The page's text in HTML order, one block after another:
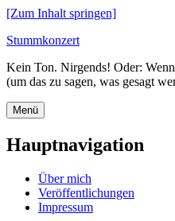
[Zum Inhalt springen]
Stummkonzert
Kein Ton. Nirgends! Oder:
(um das zu sagen, was gesagt
Menü
Hauptnavigation
Über mich
Veröffentlichungen
Impressum